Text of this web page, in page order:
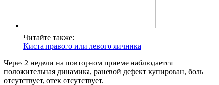
Читайте также:
Киста правого или левого яичника
Через 2 недели на повторном приеме наблюдается
положительная динамика, раневой дефект купирован, боль
отсутствует, отек отсутствует.